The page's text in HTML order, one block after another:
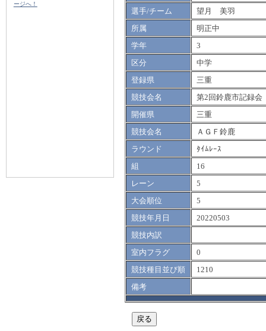
ージへ！
選手/チーム
望月 美羽
所属
明正中
学年
3
区分
中学
登録県
三重
競技会名
第2回鈴鹿市記録会
開催県
三重
競技会名
ＡＧＦ鈴鹿
ラウンド
ﾀｲﾑﾚｰｽ
組
16
レーン
5
大会順位
5
競技年月日
20220503
競技内訳
室内フラグ
0
競技種目並び順
1210
備考